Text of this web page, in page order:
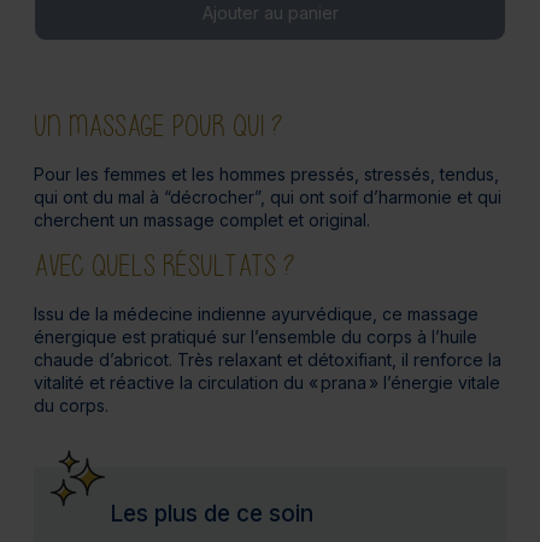
Ajouter au panier
UN MASSAGE POUR QUI ?
Pour les femmes et les hommes pressés, stressés, tendus,
qui ont du mal à “décrocher”, qui ont soif d’harmonie et qui
cherchent un massage complet et original.
AVEC QUELS RÉSULTATS ?
Issu de la médecine indienne ayurvédique, ce massage
énergique est pratiqué sur l’ensemble du corps à l’huile
chaude d’abricot. Très relaxant et détoxifiant, il renforce la
vitalité et réactive la circulation du « prana » l’énergie vitale
du corps.
Les plus de ce soin